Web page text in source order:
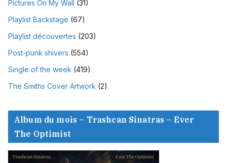
Pictures On My Wall (31)
Playlist Backstage (67)
Playlist découvertes (203)
Post-punk shivers (554)
Single of the week (419)
The Smiths Cover Artwork (2)
Album du mois – Trashcan Sinatras – Ever
The Optimist